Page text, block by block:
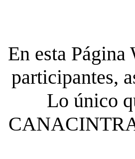
En esta
participantes,
Lo único